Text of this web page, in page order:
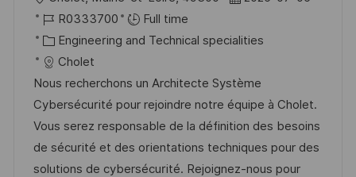
o
c
a
t
i
o
n
s
e
d
D
a
t
J
o
b
I
d
R0333700
Full time
C
a
t
e
g
o
r
Engineering and Technical specialities
Cholet
Nous recherchons un Architecte Système
Cybersécurité pour rejoindre notre équipe à Cholet.
Vous serez responsable de la définition des besoins
de sécurité et des orientations techniques pour des
solutions de cybersécurité. Rejoignez-nous pour